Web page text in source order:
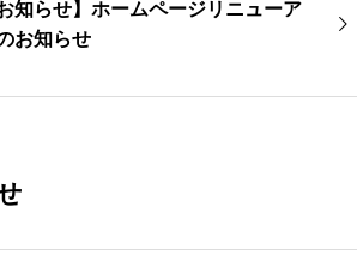
お知らせ】ホームページリニューア
お知らせ